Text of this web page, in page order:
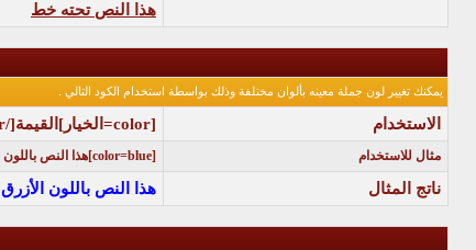
هذا النص تحته خط
يمكنك تغيير لون جملة معينه بألوان مختلفة وذلك بواسطة استخدام الكود التالي .
الاستخدام [color= الخيار ] القيمة[/color]
مثال للاستخدام [color=blue]هذا النص باللون الأزرق[/color]
ناتج المثال هذا النص باللون الأزرق